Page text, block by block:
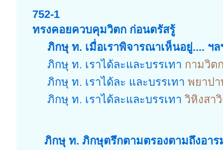
752-1
ทรงคอยควบคุมวิตก ก่อนตรัสรู้
ภิกษุ ท. เมื่อเราพิจารณาเห็นอยู่.... ฯล
ภิกษุ ท. เราได้ละและบรรเทา กามวิต
ภิกษุ ท. เราได้ละ และบรรเทา พยาป
ภิกษุ ท. เราได้ละและบรรเทา วิหิงสา
ภิกษุ ท. ภิกษุตรึกตามตรองตามถึงอาร